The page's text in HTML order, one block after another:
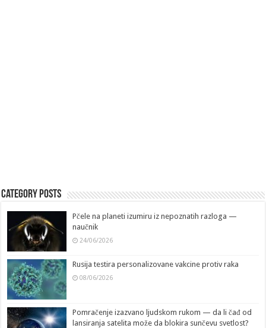
Category Posts
Pčele na planeti izumiru iz nepoznatih razloga —
naučnik
24/06/2026
Rusija testira personalizovane vakcine protiv raka
08/06/2026
Pomračenje izazvano ljudskom rukom — da li čađ od
lansiranja satelita može da blokira sunčevu svetlost?